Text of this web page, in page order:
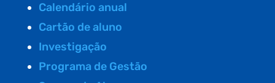
Calendário anual
Cartão de aluno
Investigação
Programa de Gestão